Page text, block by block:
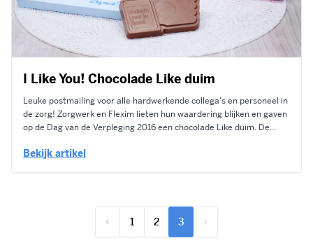
I Like You! Chocolade Like duim
Leuke postmailing voor alle hardwerkende collega's en personeel in
de zorg! Zorgwerk en Flexim lieten hun waardering blijken en gaven
op de Dag van de Verpleging 2016 een chocolade Like duim. De
een eigen opmaak en zelfs de chocolade duim is bedrukt...
Bekijk artikel
Pagina
1
Pagina
2
U lees momenteel pagina
3